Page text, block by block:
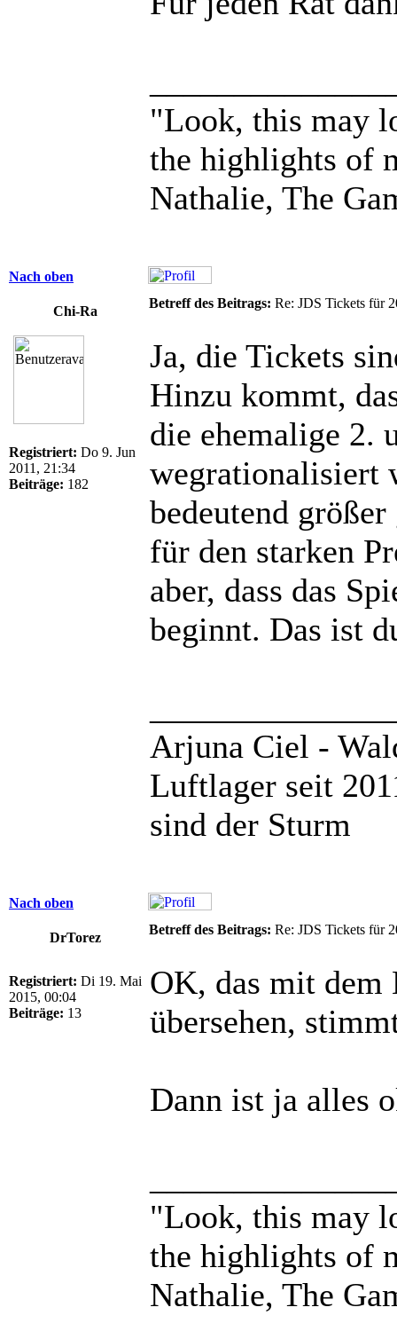
"Look, this may
the highlights of
Nathalie, The
Nach oben
Chi-Ra
Betreff des Beitrags: Re: JDS Tickets für
Registriert: Do 9. Jun
2011, 21:34
Beiträge: 182
Ja, die Tickets
Hinzu kommt,
die ehemalige 2.
wegrationalisiert
bedeutend
für den starken
aber, dass das
beginnt. Das ist
Arjuna Ciel -
Luftlager seit
sind der Sturm
Nach oben
DrTorez
Betreff des Beitrags: Re: JDS Tickets für
Registriert: Di 19. Mai
2015, 00:04
Beiträge: 13
OK, das mit dem
übersehen,
Dann ist ja alles
"Look, this may
the highlights of
Nathalie, The